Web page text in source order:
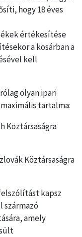
hogy 18 éves
értékesítése
a kosárban a
kell
olyan ipari
tartalma:
Köztársaságra
Köztársaságra
kapsz
amely